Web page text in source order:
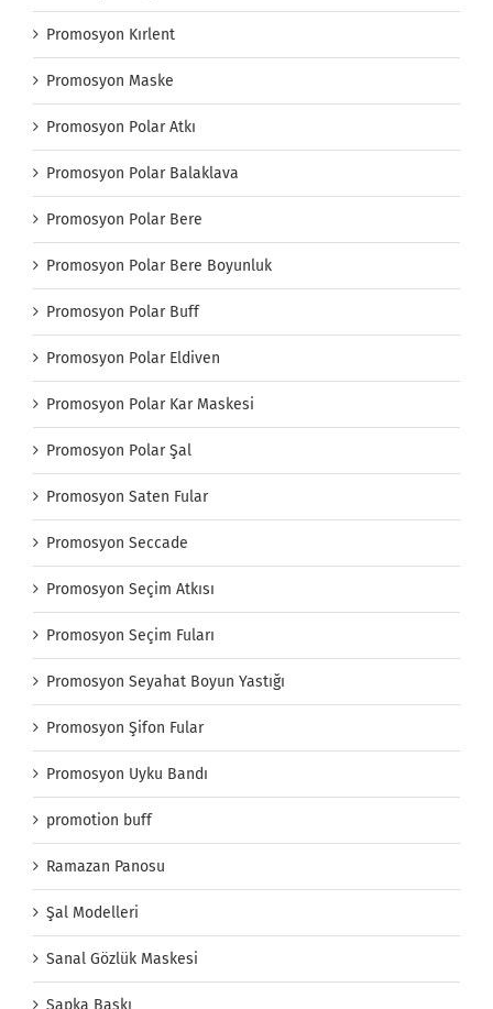
Promosyon Kırlent
Promosyon Maske
Promosyon Polar Atkı
Promosyon Polar Balaklava
Promosyon Polar Bere
Promosyon Polar Bere Boyunluk
Promosyon Polar Buff
Promosyon Polar Eldiven
Promosyon Polar Kar Maskesi
Promosyon Polar Şal
Promosyon Saten Fular
Promosyon Seccade
Promosyon Seçim Atkısı
Promosyon Seçim Fuları
Promosyon Seyahat Boyun Yastığı
Promosyon Şifon Fular
Promosyon Uyku Bandı
promotion buff
Ramazan Panosu
Şal Modelleri
Sanal Gözlük Maskesi
Şapka Baskı